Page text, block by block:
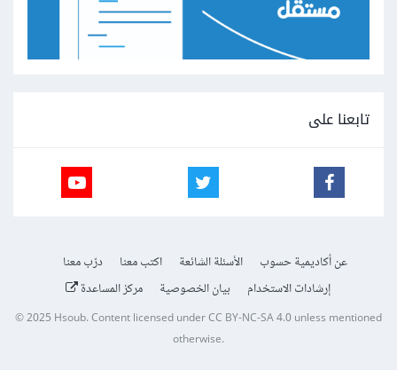
تابعنا على
عن أكاديمية حسوب الأسئلة الشائعة اكتب معنا
درّب معنا
إرشادات الاستخدام
بيان الخصوصية مركز المساعدة
© 2025Hsoub.Content licensed underCC BY-NC-SA 4.0unless mentioned
otherwise.